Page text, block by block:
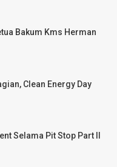
Bakum Kms Herman
Clean Energy Day
Selama Pit Stop Part II